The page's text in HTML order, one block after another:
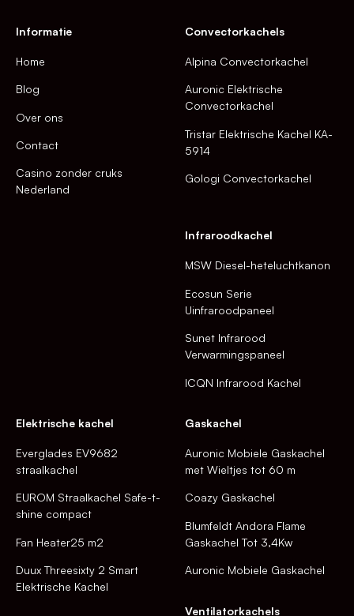
Informatie
Home
Blog
Over ons
Contact
Casino zonder cruks
Nederland
Convectorkachels
Alpina Convectorkachel
Auronic Elektrische
Convectorkachel
Tristar Elektrische Kachel KA-
5914
Gologi Convectorkachel
Infraroodkachel
MSW Diesel-heteluchtkanon
Ecosun Serie
Uinfraroodpaneel
Sunet Infrarood
Verwarmingspaneel
ICQN Infrarood Kachel
Elektrische kachel
Everglades EV9682
straalkachel
EUROM Straalkachel Safe-t-
shine compact
Fan Heater25 m2
Duux Threesixty 2 Smart
Elektrische Kachel
Gaskachel
Auronic Mobiele Gaskachel
met Wieltjes tot 60 m
Coazy Gaskachel
Blumfeldt Andora Flame
Gaskachel Tot 3,4Kw
Auronic Mobiele Gaskachel
Ventilatorkachels